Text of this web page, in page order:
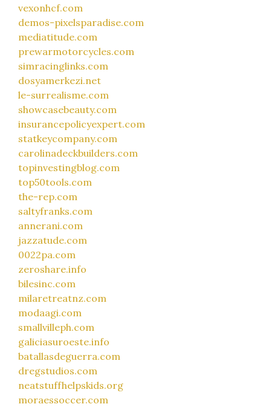
vexonhcf.com
demos-pixelsparadise.com
mediatitude.com
prewarmotorcycles.com
simracinglinks.com
dosyamerkezi.net
le-surrealisme.com
showcasebeauty.com
insurancepolicyexpert.com
statkeycompany.com
carolinadeckbuilders.com
topinvestingblog.com
top50tools.com
the-rep.com
saltyfranks.com
annerani.com
jazzatude.com
0022pa.com
zeroshare.info
bilesinc.com
milaretreatnz.com
modaagi.com
smallvilleph.com
galiciasuroeste.info
batallasdeguerra.com
dregstudios.com
neatstuffhelpskids.org
moraessoccer.com